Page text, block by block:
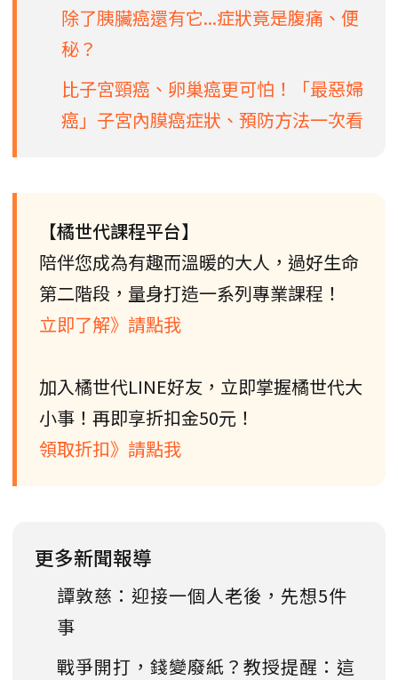
除了胰臟癌還有它...症狀竟是腹痛、便
秘？
比子宮頸癌、卵巢癌更可怕！「最惡婦
癌」子宮內膜癌症狀、預防方法一次看
【橘世代課程平台】
陪伴您成為有趣而溫暖的大人，過好生命
第二階段，量身打造一系列專業課程！
立即了解》請點我
加入橘世代LINE好友，立即掌握橘世代大
小事！再即享折扣金50元！
領取折扣》請點我
更多新聞報導
譚敦慈：迎接一個人老後，先想5件
事
戰爭開打，錢變廢紙？教授提醒：這